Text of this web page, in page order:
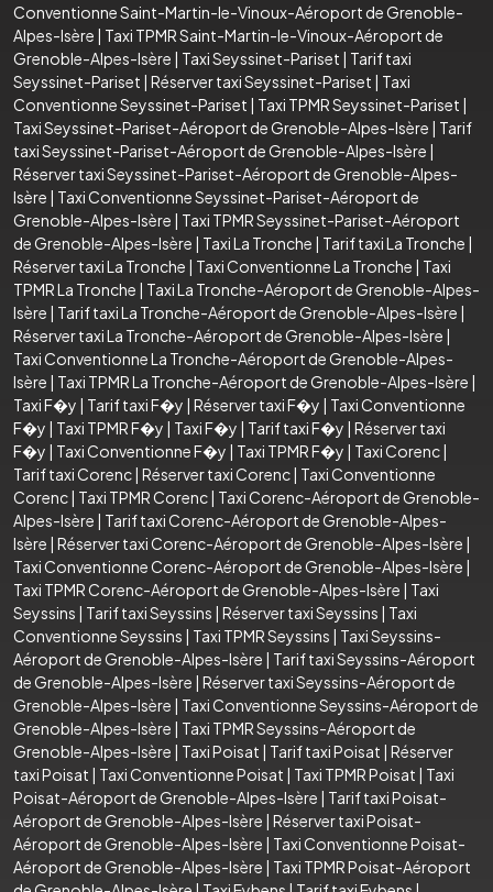
Conventionne Saint-Martin-le-Vinoux-Aéroport de Grenoble-
Alpes-Isère | Taxi TPMR Saint-Martin-le-Vinoux-Aéroport de
Grenoble-Alpes-Isère | Taxi Seyssinet-Pariset | Tarif taxi
Seyssinet-Pariset | Réserver taxi Seyssinet-Pariset | Taxi
Conventionne Seyssinet-Pariset | Taxi TPMR Seyssinet-Pariset |
Taxi Seyssinet-Pariset-Aéroport de Grenoble-Alpes-Isère | Tarif
taxi Seyssinet-Pariset-Aéroport de Grenoble-Alpes-Isère |
Réserver taxi Seyssinet-Pariset-Aéroport de Grenoble-Alpes-
Isère | Taxi Conventionne Seyssinet-Pariset-Aéroport de
Grenoble-Alpes-Isère | Taxi TPMR Seyssinet-Pariset-Aéroport
de Grenoble-Alpes-Isère | Taxi La Tronche | Tarif taxi La Tronche |
Réserver taxi La Tronche | Taxi Conventionne La Tronche | Taxi
TPMR La Tronche | Taxi La Tronche-Aéroport de Grenoble-Alpes-
Isère | Tarif taxi La Tronche-Aéroport de Grenoble-Alpes-Isère |
Réserver taxi La Tronche-Aéroport de Grenoble-Alpes-Isère |
Taxi Conventionne La Tronche-Aéroport de Grenoble-Alpes-
Isère | Taxi TPMR La Tronche-Aéroport de Grenoble-Alpes-Isère |
Taxi F�y | Tarif taxi F�y | Réserver taxi F�y | Taxi Conventionne
F�y | Taxi TPMR F�y | Taxi F�y | Tarif taxi F�y | Réserver taxi
F�y | Taxi Conventionne F�y | Taxi TPMR F�y | Taxi Corenc|
Tarif taxi Corenc| Réserver taxi Corenc| Taxi Conventionne
Corenc| Taxi TPMR Corenc| Taxi Corenc-Aéroport de Grenoble-
Alpes-Isère | Tarif taxi Corenc-Aéroport de Grenoble-Alpes-
Isère | Réserver taxi Corenc-Aéroport de Grenoble-Alpes-Isère |
Taxi Conventionne Corenc-Aéroport de Grenoble-Alpes-Isère |
Taxi TPMR Corenc-Aéroport de Grenoble-Alpes-Isère | Taxi
Seyssins | Tarif taxi Seyssins | Réserver taxi Seyssins | Taxi
Conventionne Seyssins | Taxi TPMR Seyssins | Taxi Seyssins-
Aéroport de Grenoble-Alpes-Isère | Tarif taxi Seyssins-Aéroport
de Grenoble-Alpes-Isère | Réserver taxi Seyssins-Aéroport de
Grenoble-Alpes-Isère | Taxi Conventionne Seyssins-Aéroport de
Grenoble-Alpes-Isère | Taxi TPMR Seyssins-Aéroport de
Grenoble-Alpes-Isère | Taxi Poisat | Tarif taxi Poisat | Réserver
taxi Poisat | Taxi Conventionne Poisat | Taxi TPMR Poisat | Taxi
Poisat-Aéroport de Grenoble-Alpes-Isère | Tarif taxi Poisat-
Aéroport de Grenoble-Alpes-Isère | Réserver taxi Poisat-
Aéroport de Grenoble-Alpes-Isère | Taxi Conventionne Poisat-
Aéroport de Grenoble-Alpes-Isère | Taxi TPMR Poisat-Aéroport